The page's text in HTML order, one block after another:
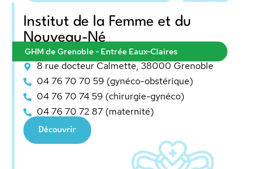
Institut de la Femme et du
Nouveau-Né
GHM de Grenoble - Entrée Eaux-Claires
8 rue docteur Calmette, 38000 Grenoble
04 76 70 70 59 (gynéco-obstérique)
04 76 70 74 59 (chirurgie-gynéco)
04 76 70 72 87 (maternité)
Découvrir